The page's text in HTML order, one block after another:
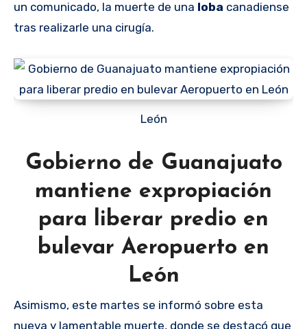
un comunicado, la muerte de una loba canadiense
tras realizarle una cirugía.
León
Gobierno de Guanajuato
mantiene expropiación
para liberar predio en
bulevar Aeropuerto en
León
Asimismo, este martes se informó sobre esta
nueva y lamentable muerte, donde se destacó que